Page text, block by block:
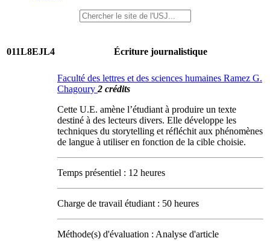
011L8EJL4 Écriture journalistique
Faculté des lettres et des sciences humaines Ramez G.
Chagoury 2 crédits
Cette U.E. amène l’étudiant à produire un texte
destiné à des lecteurs divers. Elle développe les
techniques du storytelling et réfléchit aux phénomènes
de langue à utiliser en fonction de la cible choisie.
Temps présentiel : 12 heures
Charge de travail étudiant : 50 heures
Méthode(s) d'évaluation : Analyse d'article